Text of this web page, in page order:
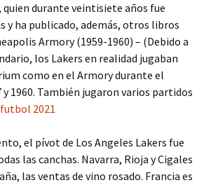
durante veintisiete años fue
y ha publicado, además, otros libros
Armory (1959-1960) – (Debido a
los Lakers en realidad jugaban
como en el Armory durante el
1960. También jugaron varios partidos
2021
el pívot de Los Angeles Lakers fue
las canchas. Navarra, Rioja y Cigales
las ventas de vino rosado. Francia es